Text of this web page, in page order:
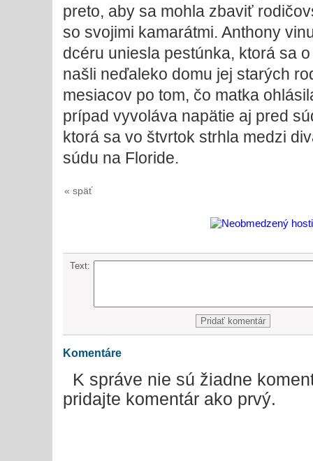
preto, aby sa mohla zbaviť
so svojimi kamarátmi. Anthony
dcéru uniesla pestúnka, ktorá sa
našli neďaleko domu jej starých
mesiacov po tom, čo matka
prípad vyvoláva napätie aj pred
ktorá sa vo štvrtok strhla medzi
súdu na Floride.
« späť
Text:
Komentáre
K správe nie sú žiadne
pridajte komentár ako prvý.